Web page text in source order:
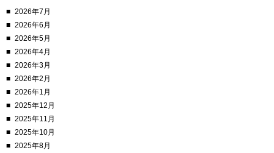
2026年7月
2026年6月
2026年5月
2026年4月
2026年3月
2026年2月
2026年1月
2025年12月
2025年11月
2025年10月
2025年8月